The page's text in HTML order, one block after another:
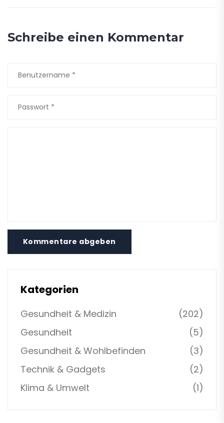
Schreibe einen Kommentar
Kommentare abgeben
Kategorien
Gesundheit & Medizin
(202)
Gesundheit
(5)
Gesundheit & Wohlbefinden
(3)
Technik & Gadgets
(2)
Klima & Umwelt
(1)